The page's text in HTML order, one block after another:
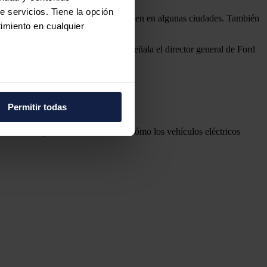
servicios. Tiene la opción
en cualquier
les haya proporcionado o
Permitir todas
los modelos de combustión viven en algunas ciudades. También
eléctricos y conectados", señala el director general de Ford
mitos, y mostrar a los clientes cómo los vehículos eléctricos